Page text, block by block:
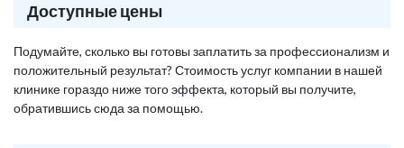
Доступные цены
Подумайте, сколько вы готовы заплатить за профессионализм и
положительный результат? Стоимость услуг компании в нашей
клинике гораздо ниже того эффекта, который вы получите,
обратившись сюда за помощью.